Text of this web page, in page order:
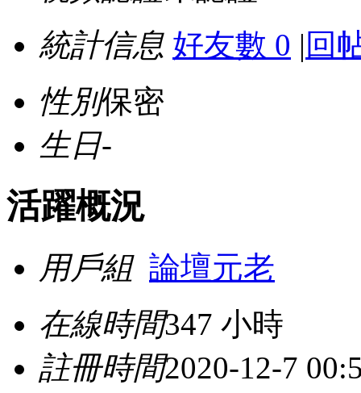
統計信息 好友數 0 | 回
性別保密
生日-
活躍概況
用戶組 論壇元老
在線時間347 小時
註冊時間2020-12-7